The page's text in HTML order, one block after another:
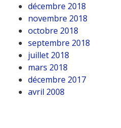
décembre 2018
novembre 2018
octobre 2018
septembre 2018
juillet 2018
mars 2018
décembre 2017
avril 2008